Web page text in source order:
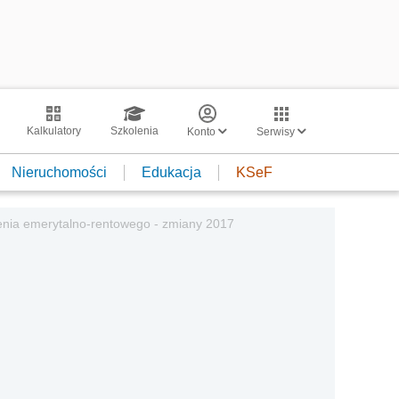
Kalkulatory Szkolenia Konto Serwisy
Nieruchomości Edukacja KSeF
emerytalno-rentowego - zmiany 2017